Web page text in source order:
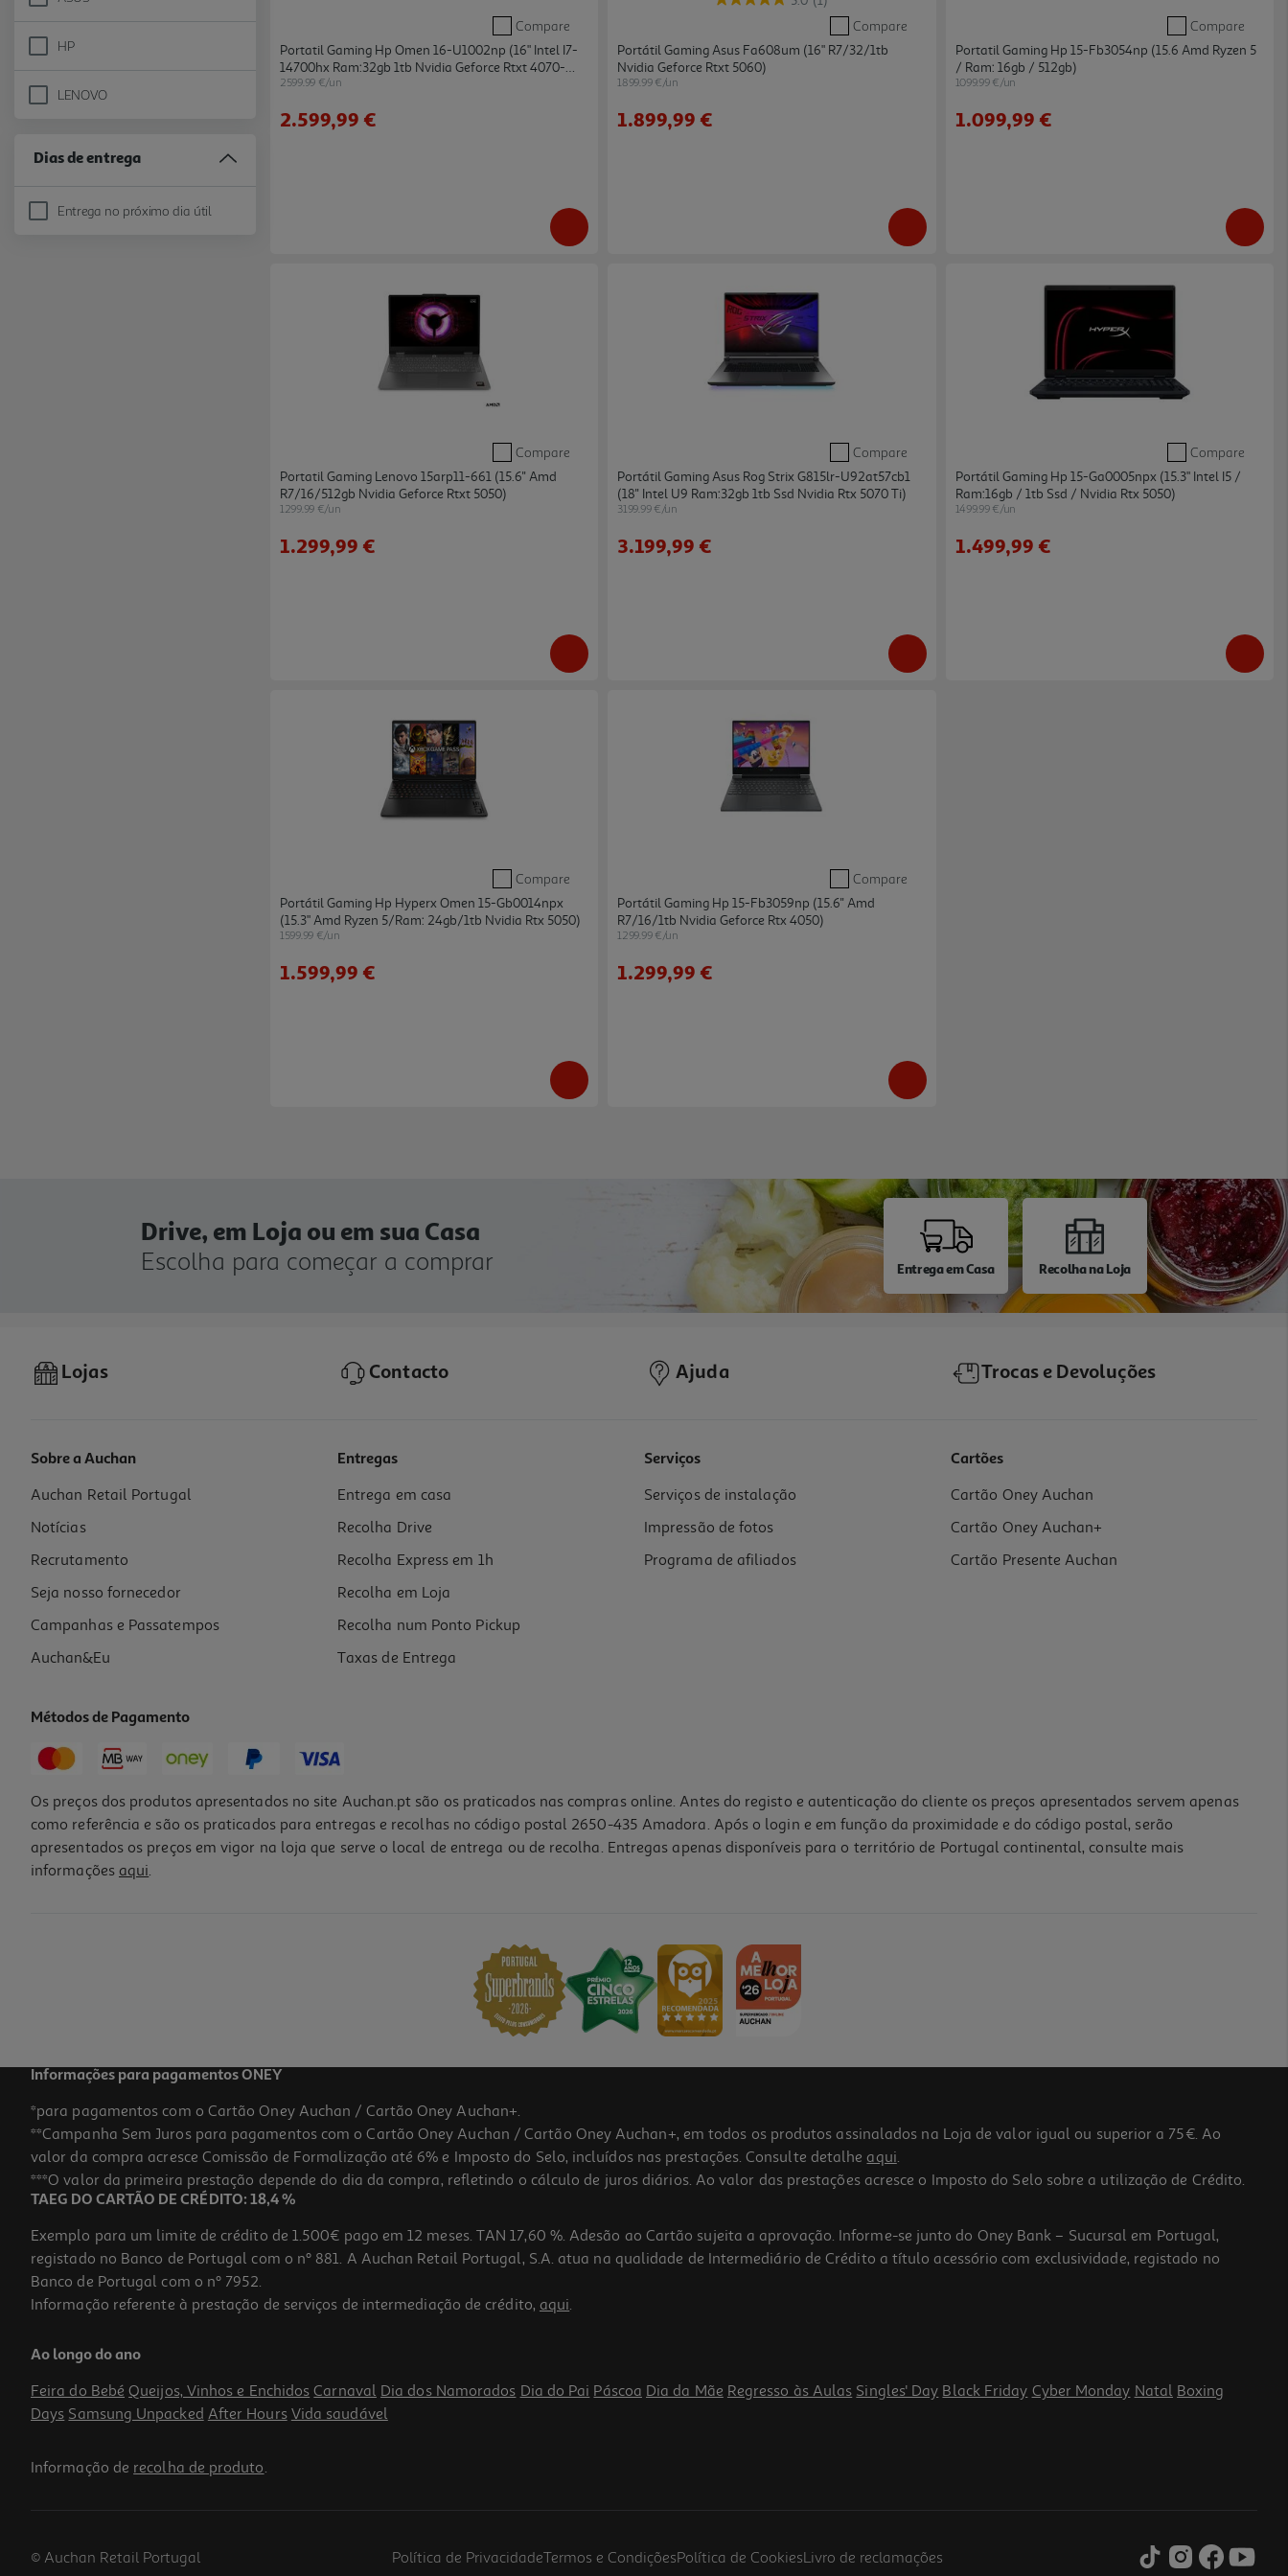
Refine by Marca: ASUS
HP
Refine by Marca: HP
LENOVO
Refine by Marca: LENOVO
Dias de entrega
Entrega no próximo dia útil
Refine by Dias de entrega: Entrega no próximo dia útil
Compare
Portatil Gaming Hp Omen 16-U1002np (16" Intel I7-
14700hx Ram:32gb 1tb Nvidia Geforce Rtxt 4070-
8gb)
2599.99 €/un
2.599,99 €
Compare
Portátil Gaming Asus Fa608um (16" R7/32/1tb
Nvidia Geforce Rtxt 5060)
1899.99 €/un
1.899,99 €
Compare
Portatil Gaming Hp 15-Fb3054np (15.6 Amd Ryzen 5
/ Ram: 16gb / 512gb)
1099.99 €/un
1.099,99 €
Compare
Portatil Gaming Lenovo 15arp11-661 (15.6'' Amd
R7/16/512gb Nvidia Geforce Rtxt 5050)
1299.99 €/un
1.299,99 €
Compare
Portátil Gaming Asus Rog Strix G815lr-U92at57cb1
(18'' Intel U9 Ram:32gb 1tb Ssd Nvidia Rtx 5070 Ti)
3199.99 €/un
3.199,99 €
Compare
Portátil Gaming Hp 15-Ga0005npx (15.3" Intel I5 /
Ram:16gb / 1tb Ssd / Nvidia Rtx 5050)
1499.99 €/un
1.499,99 €
Compare
Portátil Gaming Hp Hyperx Omen 15-Gb0014npx
(15.3" Amd Ryzen 5/ram: 24gb/1tb Nvidia Rtx 5050)
1599.99 €/un
1.599,99 €
Compare
Portátil Gaming Hp 15-Fb3059np (15.6'' Amd
R7/16/1tb Nvidia Geforce Rtx 4050)
1299.99 €/un
1.299,99 €
Drive, em Loja ou em sua Casa
Escolha para começar a comprar
Entrega em Casa Recolha na Loja
Lojas Contacto Ajuda Trocas e Devoluções
Sobre a Auchan
Auchan Retail Portugal
Notícias
Recrutamento
Seja nosso fornecedor
Campanhas e Passatempos
Auchan&Eu
Entregas
Entrega em casa
Recolha Drive
Recolha Express em 1h
Recolha em Loja
Recolha num Ponto Pickup
Taxas de Entrega
Serviços
Serviços de instalação
Impressão de fotos
Programa de afiliados
Cartões
Cartão Oney Auchan
Cartão Oney Auchan+
Cartão Presente Auchan
Métodos de Pagamento
Os preços dos produtos apresentados no site Auchan.pt são os praticados nas compras online. Antes do registo e autenticação do cliente os preços apresentados servem apenas
como referência e são os praticados para entregas e recolhas no código postal 2650-435 Amadora. Após o login e em função da proximidade e do código postal, serão
apresentados os preços em vigor na loja que serve o local de entrega ou de recolha. Entregas apenas disponíveis para o território de Portugal continental, consulte mais
informações aqui.
Informações para pagamentos ONEY
*para pagamentos com o Cartão Oney Auchan / Cartão Oney Auchan+.
**Campanha Sem Juros para pagamentos com o Cartão Oney Auchan / Cartão Oney Auchan+, em todos os produtos assinalados na Loja de valor igual ou superior a 75€. Ao
valor da compra acresce Comissão de Formalização até 6% e Imposto do Selo, incluídos nas prestações. Consulte detalhe aqui.
***O valor da primeira prestação depende do dia da compra, refletindo o cálculo de juros diários. Ao valor das prestações acresce o Imposto do Selo sobre a utilização de Crédito.
TAEG DO CARTÃO DE CRÉDITO: 18,4 %
Exemplo para um limite de crédito de 1.500€ pago em 12 meses. TAN 17,60 %. Adesão ao Cartão sujeita a aprovação. Informe-se junto do Oney Bank – Sucursal em Portugal,
registado no Banco de Portugal com o nº 881. A Auchan Retail Portugal, S.A. atua na qualidade de Intermediário de Crédito a título acessório com exclusividade, registado no
Banco de Portugal com o nº 7952.
Informação referente à prestação de serviços de intermediação de crédito, aqui.
Ao longo do ano
Feira do Bebé Queijos, Vinhos e Enchidos Carnaval Dia dos Namorados Dia do Pai Páscoa Dia da Mãe Regresso às Aulas Singles' Day Black Friday Cyber Monday Natal Boxing
Days Samsung Unpacked After Hours Vida saudável
Informação de recolha de produto.
Política de PrivacidadeTermos e CondiçõesPolítica de CookiesLivro de reclamações
© Auchan Retail Portugal